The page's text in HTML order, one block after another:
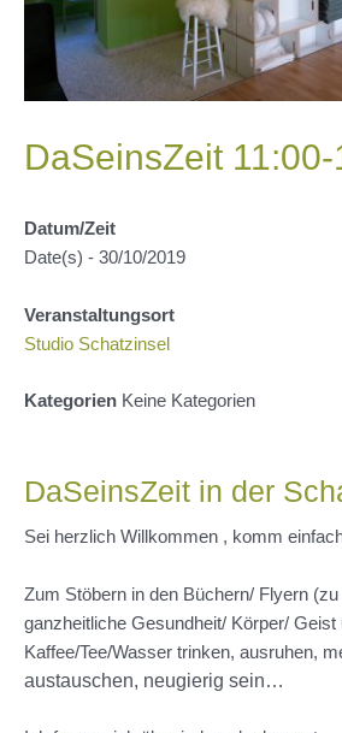
DaSeinsZeit
Datum/Zeit
Date(s) - 30/10/2019
Veranstaltungsort
Studio Schatzinsel
Kategorien Keine Kategorien
DaSeinsZeit in der
Sei herzlich Willkommen , komm
Zum Stöbern in den Büchern/ Flyern
ganzheitliche Gesundheit/ Körper/ Geist
Kaffee/Tee/Wasser trinken, ausruhen,
austauschen, neugierig sein…